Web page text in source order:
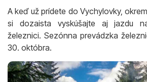
A keď už prídete do Vychylovky,
si dozaista vyskúšajte aj jazdu
železnici. Sezónna prevádzka
30. októbra.